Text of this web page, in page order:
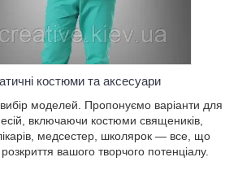
костюми та аксесуари
моделей. Пропонуємо варіанти для
включаючи костюми священиків,
медсестер, школярок — все, що
вашого творчого потенціалу.